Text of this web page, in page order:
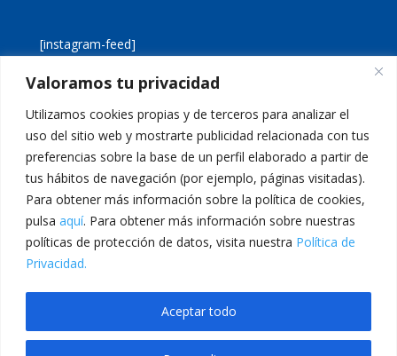
Valoramos tu privacidad
Utilizamos cookies propias y de terceros para analizar el
uso del sitio web y mostrarte publicidad relacionada con tus
preferencias sobre la base de un perfil elaborado a partir de
tus hábitos de navegación (por ejemplo, páginas visitadas).
Para obtener más información sobre la política de cookies,
pulsa aquí. Para obtener más información sobre nuestras
políticas de protección de datos, visita nuestra Política de
Privacidad.
Aceptar todo
[instagram-feed]
Aviso legal
Política de cookies
Calle San Martín, 56 · 46980 · Paterna · Valencia Telf:
961 383 014 · epadmon@lasallevp.es